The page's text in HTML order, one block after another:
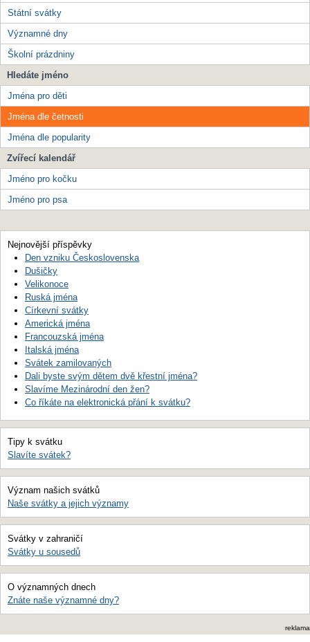
Státní svátky
Významné dny
Školní prázdniny
Hledáte jméno
Jména pro děti
Jména dle četnosti
Jména dle popularity
Zvířecí kalendář
Jméno pro kočku
Jméno pro psa
Nejnovější příspěvky
Den vzniku Československa
Dušičky
Velikonoce
Ruská jména
Církevní svátky
Americká jména
Francouzská jména
Italská jména
Svátek zamilovaných
Dali byste svým dětem dvě křestní jména?
Slavíme Mezinárodní den žen?
Co říkáte na elektronická přání k svátku?
Tipy k svátku
Slavíte svátek?
Význam našich svátků
Naše svátky a jejich významy
Svátky v zahraničí
Svátky u sousedů
O významných dnech
Znáte naše významné dny?
reklama